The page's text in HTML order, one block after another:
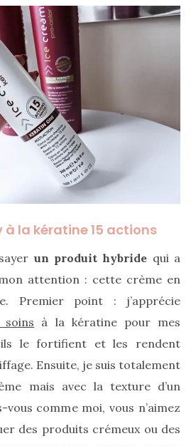
à la kératine 15 actions
un produit hybride qui a
attention : cette crème en
Premier point : j’apprécie
soins à la kératine pour mes
ils le fortifient et les rendent
Ensuite, je suis totalement
mais avec la texture d’un
comme moi, vous n’aimez
des produits crémeux ou des